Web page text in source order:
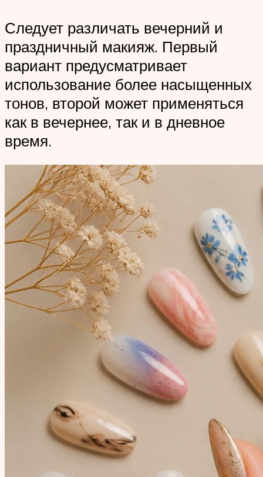
Следует различать вечерний и
праздничный макияж. Первый
вариант предусматривает
использование более насыщенных
тонов, второй может применяться
как в вечернее, так и в дневное
время.